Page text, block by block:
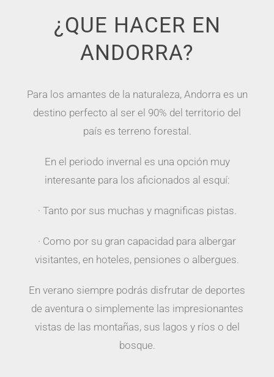
¿QUE HACER EN
ANDORRA?
Para los amantes de la naturaleza, Andorra es un
destino perfecto al ser el 90% del territorio del
país es terreno forestal.
En el periodo invernal es una opción muy
interesante para los aficionados al esquí:
· Tanto por sus muchas y magnificas pistas.
· Como por su gran capacidad para albergar
visitantes, en hoteles, pensiones o albergues.
En verano siempre podrás disfrutar de deportes
de aventura o simplemente las impresionantes
vistas de las montañas, sus lagos y ríos o del
bosque.